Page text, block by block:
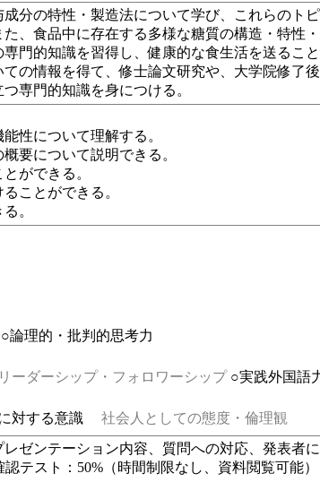
分の特性・製造法について学び、これらのト
、食品中に存在する多様な糖質の構造・特性
門的知識を習得し、健康的な食生活を送るこ
の情報を得て、修士論文研究や、大学院修了
専門的知識を身につける。
性について理解する。
要について説明できる。
ができる。
ことができる。
。
○論理的・批判的思考力
ーダーシップ・フォロワーシップ ○実践外国語
対する意識 社会人としての態度・倫理観
レゼンテーション内容、質問への対応、発表者
テスト：50%（時間制限なし、資料閲覧可能）